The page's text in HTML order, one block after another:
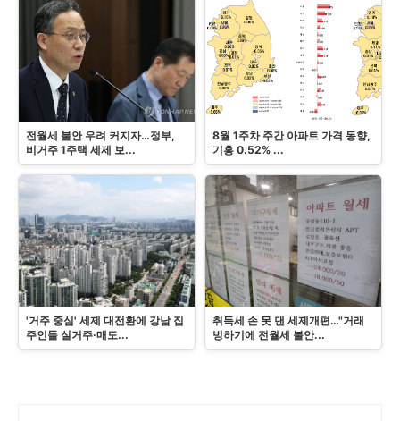
전월세 불안 우려 커지자…정부,
비거주 1주택 세제 보...
8월 1주차 주간 아파트 가격 동향,
기흥 0.52% ...
'거주 중심' 세제 대전환에 강남 집
주인들 실거주·매도...
취득세 손 못 댄 세제개편…"거래
빙하기에 전월세 불안...